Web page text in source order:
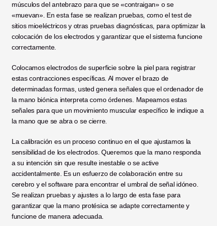
músculos del antebrazo para que se «contraigan» o se
«muevan». En esta fase se realizan pruebas, como el test de
sitios mioeléctricos y otras pruebas diagnósticas, para optimizar la
colocación de los electrodos y garantizar que el sistema funcione
correctamente.
Colocamos electrodos de superficie sobre la piel para registrar
estas contracciones específicas. Al mover el brazo de
determinadas formas, usted genera señales que el ordenador de
la mano biónica interpreta como órdenes. Mapeamos estas
señales para que un movimiento muscular específico le indique a
la mano que se abra o se cierre.
La calibración es un proceso continuo en el que ajustamos la
sensibilidad de los electrodos. Queremos que la mano responda
a su intención sin que resulte inestable o se active
accidentalmente. Es un esfuerzo de colaboración entre su
cerebro y el software para encontrar el umbral de señal idóneo.
Se realizan pruebas y ajustes a lo largo de esta fase para
garantizar que la mano protésica se adapte correctamente y
funcione de manera adecuada.